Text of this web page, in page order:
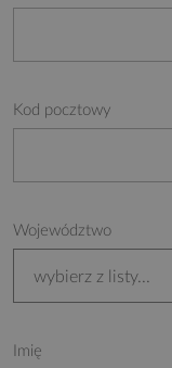
Kod pocztowy
Województwo
wybierz z listy...
Imię